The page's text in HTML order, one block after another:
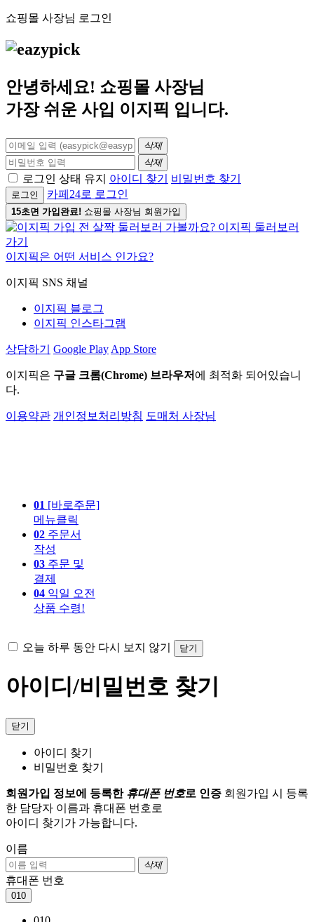
쇼핑몰 사장님 로그인
안녕하세요! 쇼핑몰 사장님
가장 쉬운 사입 이지픽 입니다.
삭제
삭제
로그인 상태 유지 아이디 찾기 비밀번호 찾기
로그인 카페24로 로그인
15초면 가입완료! 쇼핑몰 사장님 회원가입
이지픽은 어떤 서비스 인가요?
이지픽 SNS 채널
이지픽 블로그
이지픽 인스타그램
상담하기 Google Play App Store
이지픽은 구글 크롬(Chrome) 브라우저 에 최적화 되어있습니
다.
이용약관 개인정보처리방침 도매처 사장님
01 [바로주문]
메뉴클릭
02 주문서
작성
03 주문 및
결제
04 익일 오전
상품 수령!
오늘 하루 동안 다시 보지 않기 닫기
아이디/비밀번호 찾기
닫기
아이디 찾기
비밀번호 찾기
회원가입 정보에 등록한 휴대폰 번호로 인증 회원가입 시 등록
한 담당자 이름과 휴대폰 번호로
아이디 찾기가 가능합니다.
이름
삭제
휴대폰 번호
010